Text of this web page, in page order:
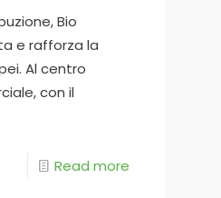
Bio
e rafforza la
Al centro
con il
Read more